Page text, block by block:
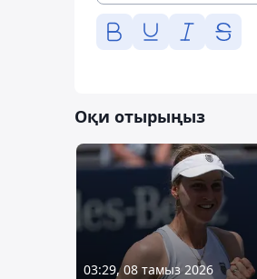
Оқи отырыңыз
03:29, 08 тамыз 2026